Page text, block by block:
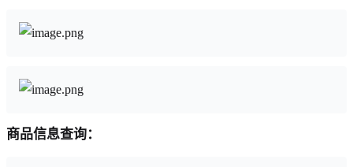
商品信息查询：